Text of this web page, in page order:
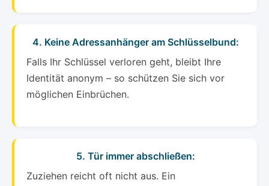
4. Keine Adressanhänger am Schlüsselbund:
Falls Ihr Schlüssel verloren geht, bleibt Ihre
Identität anonym – so schützen Sie sich vor
möglichen Einbrüchen.
5. Tür immer abschließen:
Zuziehen reicht oft nicht aus. Ein